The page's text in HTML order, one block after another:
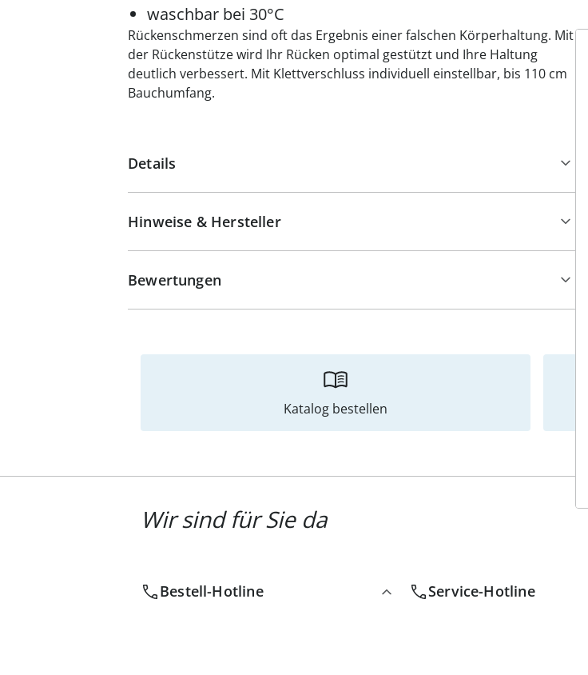
waschbar bei 30°C
Rückenschmerzen sind oft das Ergebnis einer falschen Körperhaltung. Mit
der Rückenstütze wird Ihr Rücken optimal gestützt und Ihre Haltung
deutlich verbessert. Mit Klettverschluss individuell einstellbar, bis 110 cm
Bauchumfang.
Details
Hinweise & Hersteller
Bewertungen
Katalog bestellen
Wir sind für Sie da
Bestell-Hotline Service-Hotline